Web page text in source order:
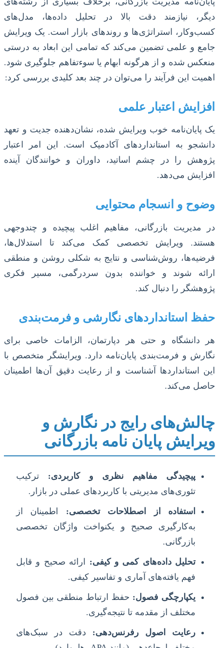
دیگر، نیازمند دقت بالا در تحلیل داده‌ها، مدل‌های
کسب‌وکار، استراتژی‌ها و روندهای بازار است. یک ویرایش
جامع و علمی تضمین می‌کند که تمامی این ابعاد به درستی
منعکس شده و از هرگونه ابهام یا سوءتفاهم جلوگیری شود.
اهمیت این فرآیند را می‌توان در چند بعد کلیدی بررسی کرد:
افزایش اعتبار علمی
یک پایان‌نامه خوب ویرایش شده، نشان‌دهنده جدیت و تعهد
دانشجو به استانداردهای آکادمیک است. این امر اعتبار
پژوهش را در چشم اساتید، داوران و خوانندگان آینده
افزایش می‌دهد.
وضوح و انسجام محتوایی
در مدیریت بازرگانی، مفاهیم اغلب پیچیده و چندوجهی
هستند. ویرایش تخصصی کمک می‌کند تا استدلال‌ها،
فرضیه‌ها، روش‌شناسی و نتایج به شکلی روشن و منطقی
ارائه شوند و خواننده بدون سردرگمی، مسیر فکری
پژوهشگر را دنبال کند.
حفظ استانداردهای نگارشی و فرمت‌بندی
هر دانشگاه و حتی هر دپارتمان، الزامات خاصی برای
نگارش و فرمت‌بندی پایان‌نامه دارد. ویرایشگر متخصص با
این استانداردها آشناست و از رعایت دقیق آن‌ها اطمینان
حاصل می‌کند.
چالش‌های رایج در نگارش و
ویرایش پایان نامه بازرگانی
پیچیدگی مفاهیم نظری و کاربردی: ترکیب
تئوری‌های مدیریتی با کاربردهای عملی در بازار.
استفاده از اصطلاحات تخصصی: اطمینان از
به‌کارگیری صحیح و یکنواخت واژگان تخصصی
بازرگانی.
تحلیل داده‌های کمی و کیفی: ارائه صحیح و قابل
فهم یافته‌های آماری و تفاسیر کیفی.
یکپارچگی فصول: حفظ ارتباط منطقی بین فصول
مختلف از مقدمه تا نتیجه‌گیری.
رعایت اصول رفرنس‌دهی: دقت در سبک‌های